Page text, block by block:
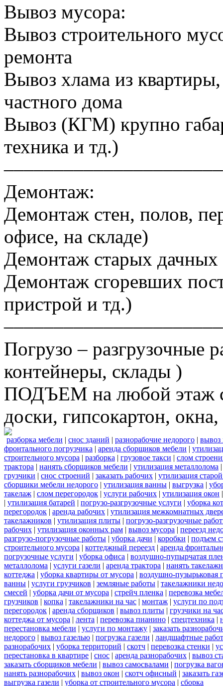
Вывоз мусора:
Вывоз строительного
ремонта
Вывоз хлама из
частного дома
Вывоз (КГМ) крупно
техника и тд.)
Демонтаж:
Демонтаж стен, полов,
офисе, на складе)
Демонтаж старых
Демонтаж сгоревших
пристрой и тд.)
Погрузо – разгрузочные
контейнеры, склады )
ПОДЪЕМ на любой этаж
доски, гипсокартон,
разборка мебели | снос зданий | разнорабочие недорого | вывоз
фронтального погрузчика | аренда сборщиков мебели |
строительного мусора | разборка | грузовое такси | слом
трактора | нанять сборщиков мебели | утилизация металлолома
грузчики | снос строений | заказать рабочих | утилизация
сборщики мебели недорого | утилизация ванны | выгрузка |
такелаж | слом перегородок | услуги рабочих | утилизация окон
| утилизация батарей | погрузо-разгрузочные услуги | уборка
перегородок | аренда рабочих | утилизация межкомнатных
такелажников | утилизация плиты | погрузо-разгрузочные
рабочих | утилизация оконных рам | вывоз мусора | переезд
разгрузо-погрузочные работы | уборка дачи | коробки | подъем
строительного мусора | коттеджный переезд | аренда
погрузочные услуги | уборка офиса | воздушно-пупырчатая
металлолома | услуги газели | аренда трактора | нанять
коттеджа | уборка квартиры от мусора | воздушно-пузырьковая
ванны | услуги грузчиков | земляные работы | такелажники
смесей | уборка дачи от мусора | стрейч пленка | перевозка
грузчиков | копка | такелажники на час | монтаж | услуги по
перегородок | аренда сборщиков | вывоз плиты | грузчики на
коттеджа от мусора | лента | перевозка пианино | спецтехника |
перестановка мебели | услуги по монтажу | заказать
недорого | вывоз газелью | погрузка газели | ландшафтные
разнорабочих | уборка территорий | скотч | перевозка стенки |
перестановка в квартире | снос | аренда разнорабочих | вывоз
заказать сборщиков мебели | вывоз самосвалами | погрузка
нанять разнорабочих | вывоз окон | скотч офисный | заказать
выгрузка газели | уборка от строительного мусора | сборка